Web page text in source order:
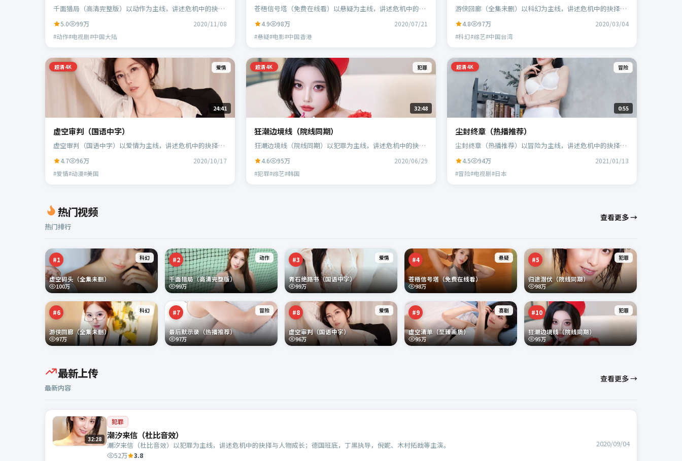
千面猎局（高清完整版）以动作为主线，讲述危机中的抉择
演。
5.0 99万 2020/11/08
#动作#电视剧#中国大陆
苍梧信号塔（免费在线看）以悬疑为主线，讲述危机中的抉
宏等主演。
4.9 98万 2020/07/21
#悬疑#电影#中国香港
游侠回廊（全集未删）以科幻为主线，讲述危机中的抉择与
演。
4.8 97万 2020/03/04
#科幻#综艺#中国台湾
超清4K 爱情
24:41
虚空审判（国语中字）
虚空审判（国语中字）以爱情为主线，讲述危机中的抉择与
赛杜等主演。
4.7 96万 2020/10/17
#爱情#动漫#美国
超清4K 犯罪
32:48
狂潮边境线（院线同期）
狂潮边境线（院线同期）以犯罪为主线，讲述危机中的抉择
演。
4.6 95万 2020/06/29
#犯罪#综艺#韩国
超清4K 冒险
0:55
尘封终章（热播推荐）
尘封终章（热播推荐）以冒险为主线，讲述危机中的抉择与
4.5 94万 2021/01/13
#冒险#电视剧#日本
热门视频
热门排行
查看更多 →
#1 科幻
虚空码头（全集未删）
100万
#2 动作
千面猎局（高清完整版）
99万
#3 爱情
青石绝路书（国语中字）
99万
#4 悬疑
苍梧信号塔（免费在线看）
98万
#5 犯罪
归途潜伏（院线同期）
98万
#6 科幻
游侠回廊（全集未删）
97万
#7 冒险
最后默示录（热播推荐）
97万
#8 爱情
虚空审判（国语中字）
96万
#9 喜剧
虚空清单（至臻画质）
95万
#10 犯罪
狂潮边境线（院线同期）
95万
最新上传
最新内容
查看更多 →
32:28
犯罪
潮汐来信（杜比音效）
潮汐来信（杜比音效）以犯罪为主线，讲述危机中的抉择与人物成长；德国班底，丁黑执导，倪妮、木村拓哉等主演。
52万 3.8
2020/09/04